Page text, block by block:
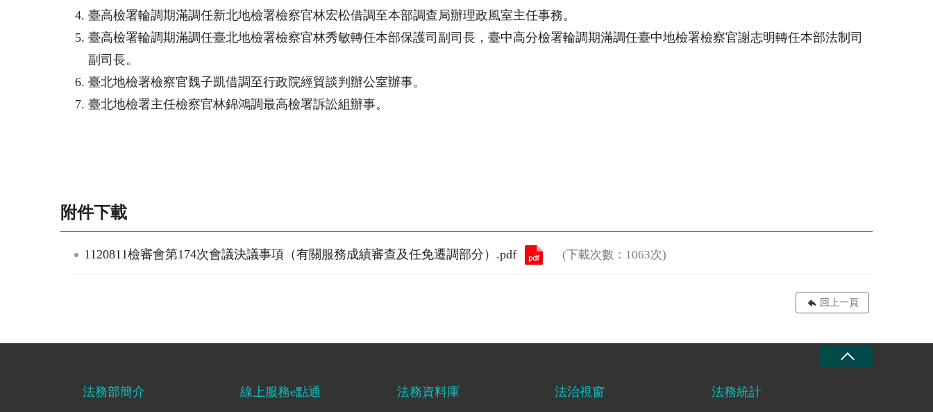
臺高檢署輪調期滿調任新北地檢署檢察官林宏松借調至本部調查局辦理政風室主任事務。
臺高檢署輪調期滿調任臺北地檢署檢察官林秀敏轉任本部保護司副司長，臺中高分檢署輪調期滿調任臺中地檢署檢察官謝志明轉任本部法制司
副司長。
臺北地檢署檢察官魏子凱借調至行政院經貿談判辦公室辦事。
臺北地檢署主任檢察官林錦鴻調最高檢署訴訟組辦事。
附件下載
1120811檢審會第174次會議決議事項（有關服務成績審查及任免遷調部分）.pdf (下載次數：1063次)
回上一頁
法務部簡介 線上服務e點通 法務資料庫 法治視窗 法務統計